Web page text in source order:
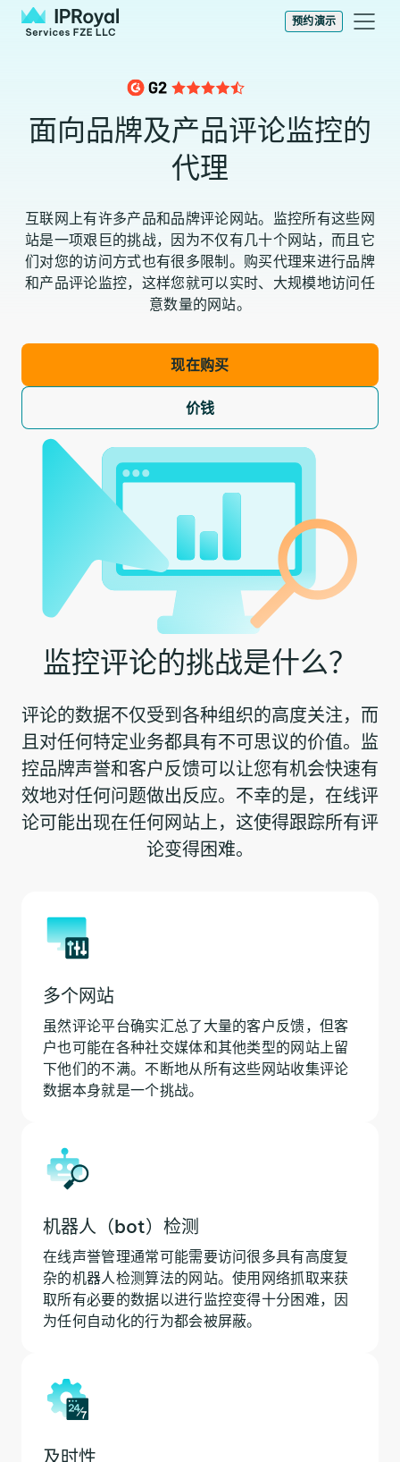
预约演示
面向品牌及产品评论监控的
代理
互联网上有许多产品和品牌评论网站。监控所有这些网
站是一项艰巨的挑战，因为不仅有几十个网站，而且它
们对您的访问方式也有很多限制。购买代理来进行品牌
和产品评论监控，这样您就可以实时、大规模地访问任
意数量的网站。
现在购买
价钱
监控评论的挑战是什么？
评论的数据不仅受到各种组织的高度关注，而
且对任何特定业务都具有不可思议的价值。监
控品牌声誉和客户反馈可以让您有机会快速有
效地对任何问题做出反应。不幸的是，在线评
论可能出现在任何网站上，这使得跟踪所有评
论变得困难。
多个网站
虽然评论平台确实汇总了大量的客户反馈，但客
户也可能在各种社交媒体和其他类型的网站上留
下他们的不满。不断地从所有这些网站收集评论
数据本身就是一个挑战。
机器人（bot）检测
在线声誉管理通常可能需要访问很多具有高度复
杂的机器人检测算法的网站。使用网络抓取来获
取所有必要的数据以进行监控变得十分困难，因
为任何自动化的行为都会被屏蔽。
及时性